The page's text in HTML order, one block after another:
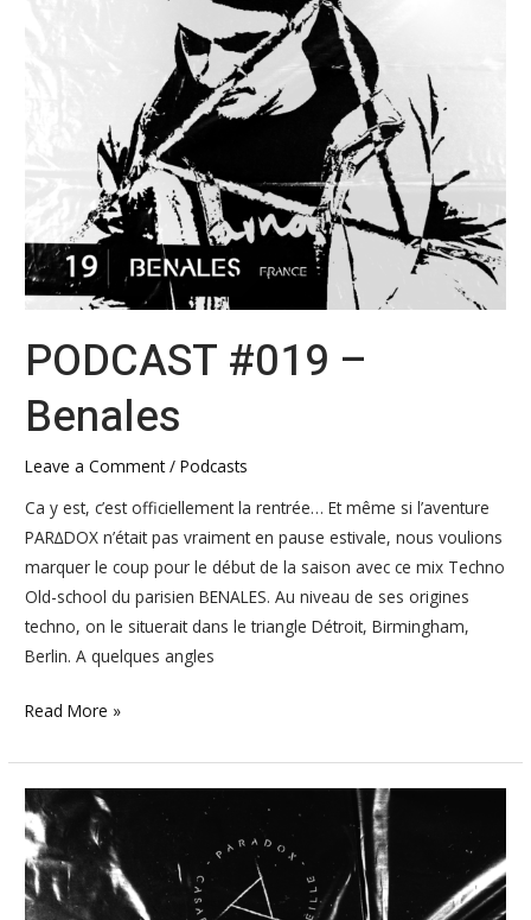
PODCAST #019 –
Benales
Leave a Comment /Podcasts
Ca y est, c’est officiellement la rentrée… Et même si l’aventure
PAR∆DOX n’était pas vraiment en pause estivale, nous voulions
marquer le coup pour le début de la saison avec ce mix Techno
Old-school du parisien BENALES. Au niveau de ses origines
techno, on le situerait dans le triangle Détroit, Birmingham,
Berlin. A quelques angles
Read More »
INTERVIEW
#015
–
Benales